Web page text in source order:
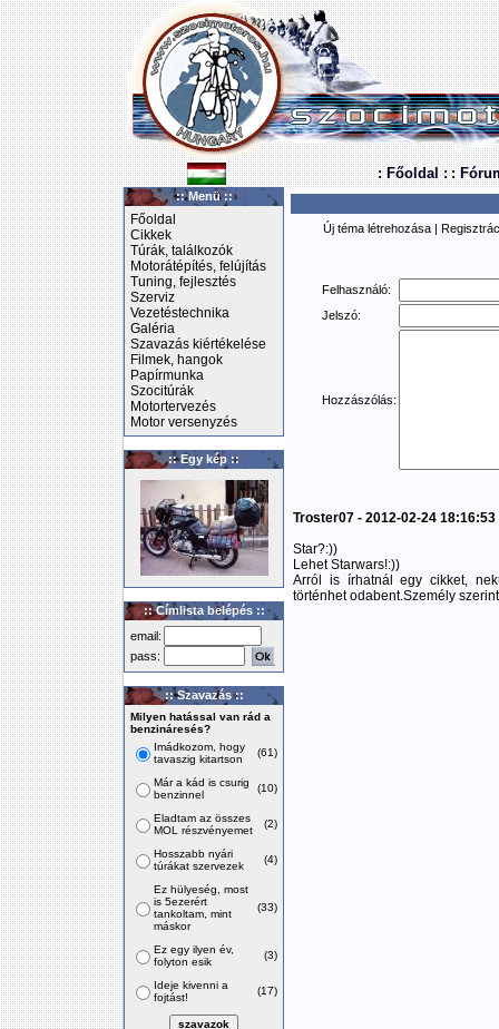
: Főoldal : :
:: Menü ::
Főoldal
Cikkek
Túrák, találkozók
Motorátépítés, felújítás
Tuning, fejlesztés
Szerviz
Vezetéstechnika
Galéria
Szavazás kiértékelése
Filmek, hangok
Papírmunka
Szocitúrák
Motortervezés
Motor versenyzés
:: Egy kép ::
:: Címlista belépés ::
email:
pass:
:: Szavazás ::
Milyen hatással van rád a
benzináresés?
Imádkozom, hogy
tavaszig kitartson
(61)
Már a kád is csurig
benzinnel
(10)
Eladtam az összes
MOL részvényemet
(2)
Hosszabb nyári
túrákat szervezek
(4)
Ez hülyeség, most
is 5ezerért
tankoltam, mint
máskor
(33)
Ez egy ilyen év,
folyton esik
(3)
Ideje kivenni a
fojtást!
(17)
Új téma létrehozása |
Felhasználó:
Jelszó:
Hozzászólás:
Troster07 - 2012-02-24 18:16:53
Star?:))
Lehet Starwars!:))
Arról is írhatnál egy cikket,
történhet odabent.Személy